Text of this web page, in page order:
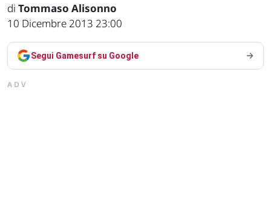
di Tommaso Alisonno
10 Dicembre 2013 23:00
Segui Gamesurf su Google
ADV